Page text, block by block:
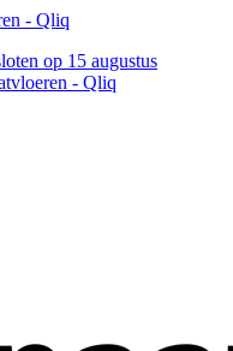
- Qliq
op 15 augustus
- Qliq